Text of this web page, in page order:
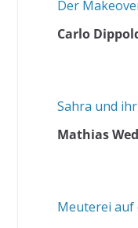
Der
Carlo
Sahra und
Mathias
Meuterei auf